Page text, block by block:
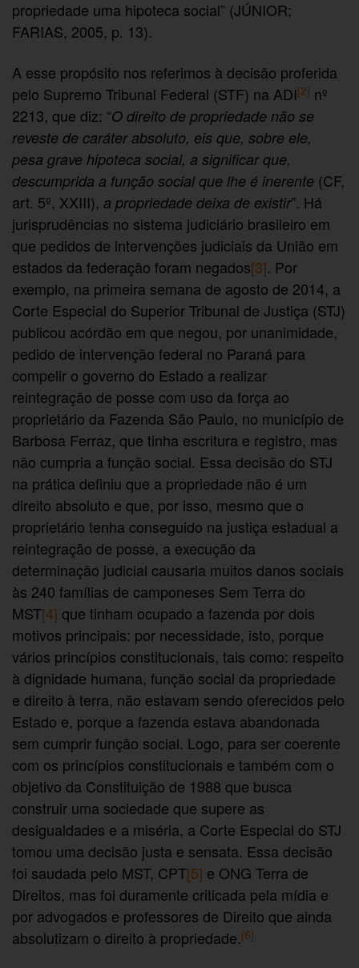
propriedade uma hipoteca social” (JÚNIOR;
FARIAS, 2005, p. 13).
A esse propósito nos referimos à decisão proferida
pelo Supremo Tribunal Federal (STF) na ADI[2] nº
2213, que diz: “O direito de propriedade não se
reveste de caráter absoluto, eis que, sobre ele,
pesa grave hipoteca social, a significar que,
descumprida a função social que lhe é inerente (CF,
art. 5º, XXIII), a propriedade deixa de existir”. Há
jurisprudências no sistema judiciário brasileiro em
que pedidos de intervenções judiciais da União em
estados da federação foram negados[3]. Por
exemplo, na primeira semana de agosto de 2014, a
Corte Especial do Superior Tribunal de Justiça (STJ)
publicou acórdão em que negou, por unanimidade,
pedido de intervenção federal no Paraná para
compelir o governo do Estado a realizar
reintegração de posse com uso da força ao
proprietário da Fazenda São Paulo, no município de
Barbosa Ferraz, que tinha escritura e registro, mas
não cumpria a função social. Essa decisão do STJ
na prática definiu que a propriedade não é um
direito absoluto e que, por isso, mesmo que o
proprietário tenha conseguido na justiça estadual a
reintegração de posse, a execução da
determinação judicial causaria muitos danos sociais
às 240 famílias de camponeses Sem Terra do
MST[4] que tinham ocupado a fazenda por dois
motivos principais: por necessidade, isto, porque
vários princípios constitucionais, tais como: respeito
à dignidade humana, função social da propriedade
e direito à terra, não estavam sendo oferecidos pelo
Estado e, porque a fazenda estava abandonada
sem cumprir função social. Logo, para ser coerente
com os princípios constitucionais e também com o
objetivo da Constituição de 1988 que busca
construir uma sociedade que supere as
desigualdades e a miséria, a Corte Especial do STJ
tomou uma decisão justa e sensata. Essa decisão
foi saudada pelo MST, CPT[5] e ONG Terra de
Direitos, mas foi duramente criticada pela mídia e
por advogados e professores de Direito que ainda
absolutizam o direito à propriedade.[6]